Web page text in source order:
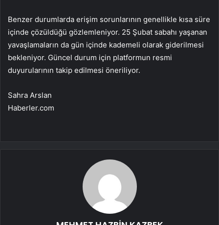
Benzer durumlarda erişim sorunlarının genellikle kısa süre
içinde çözüldüğü gözlemleniyor. 25 Şubat sabahı yaşanan
yavaşlamaların da gün içinde kademeli olarak giderilmesi
bekleniyor. Güncel durum için platformun resmi
duyurularının takip edilmesi öneriliyor.
Sahra Arslan
Haberler.com